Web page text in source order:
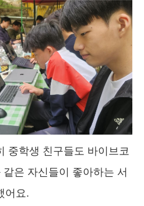
중학생 친구들도 바이브코
은 자신들이 좋아하는 서
어요.